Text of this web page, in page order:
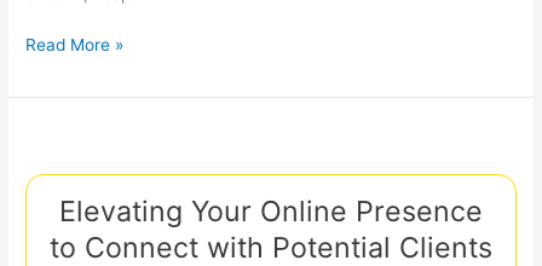
Future
Factories:
Innovation
Supports
Read More »
Elevating Your Online Presence
to Connect with Potential Clients